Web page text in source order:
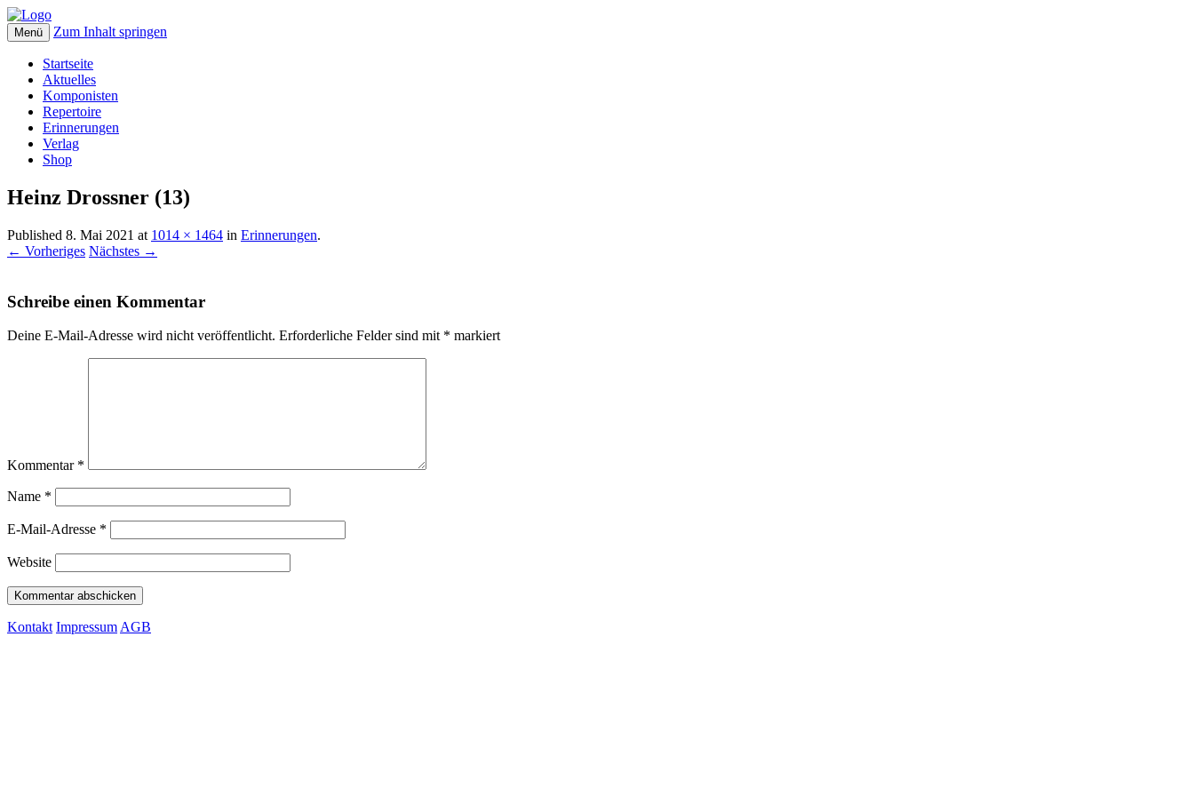
cux-musikverlag
Menü Zum Inhalt springen
Startseite
Aktuelles
Komponisten
Repertoire
Erinnerungen
Verlag
Shop
Heinz Drossner (13)
Published 8. Mai 2021 at 1014 × 1464 in Erinnerungen.
← Vorheriges Nächstes →
Schreibe einen Kommentar
Deine E-Mail-Adresse wird nicht veröffentlicht. Erforderliche Felder sind mit * markiert
Kommentar *
Name *
E-Mail-Adresse *
Website
Kontakt Impressum AGB